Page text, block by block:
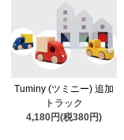
Tuminy (ツミニー) 追加
トラック
4,180円(税380円)